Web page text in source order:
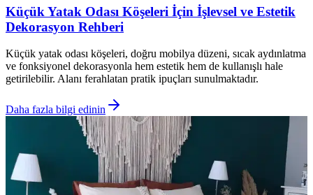
Küçük Yatak Odası Köşeleri İçin İşlevsel ve Estetik
Dekorasyon Rehberi
Küçük yatak odası köşeleri, doğru mobilya düzeni, sıcak aydınlatma
ve fonksiyonel dekorasyonla hem estetik hem de kullanışlı hale
getirilebilir. Alanı ferahlatan pratik ipuçları sunulmaktadır.
Daha fazla bilgi edinin